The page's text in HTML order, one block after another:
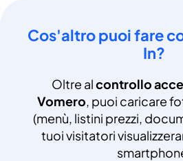
Cos'altro puoi fare
In?
Oltre alcontrollo
Vomero, puoi caricare
(menù, listini prezzi,
tuoi visitatori